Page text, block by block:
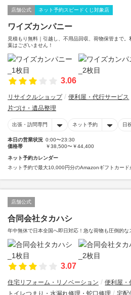
店舗公式 ネット予約スピードくじ対象店
ワイズカンパニー
見積もり無料｜引越し、不用品回収、荷物保管まで
葉はございません！
3.06
リサイクルショップ 便利屋・代行サービス
片づけ・遺品整理
出張・訪問専門 ネット予約 日
本日の営業状況 0:00〜23:30
価格帯
￥38,500〜￥44,400
ネット予約カレンダー
ネット予約で最大10,000円分のAmazonギフトカード
店舗公式
合同会社タカハシ
年中無休で日本全国へ即日対応！急な荷物も圧倒的
3.07
住宅リフォーム・リノベーション
便利屋・
トイレつまり・水漏れ修理・蛇口修理
宅配